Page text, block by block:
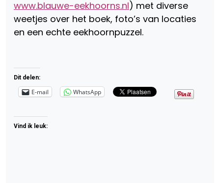
www.blauwe-eekhoorns.nl) met diverse
weetjes over het boek, foto’s van locaties
en een echte eekhoornpuzzel.
Dit delen:
E-mail WhatsApp
Vind ik leuk: